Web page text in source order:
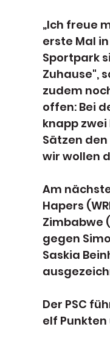
„Ich freue
erste Mal
Sportpark
Zuhause",
zudem
offen: Bei
knapp
Sätzen
wir wollen
Am
Hapers
Zimbabwe
gegen
Saskia
Der PSC
elf